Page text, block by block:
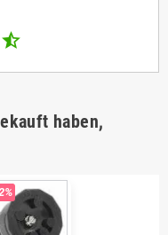

haben,